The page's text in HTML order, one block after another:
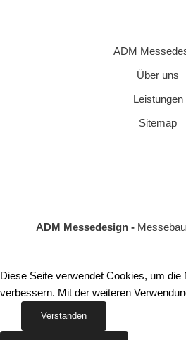
ADM
Über uns
Leistungen
Sitemap
ADM Messedesign -
Diese Seite verwendet Cookies, um die
verbessern. Mit der weiteren
Verstanden